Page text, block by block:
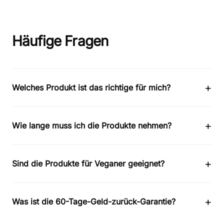
Häufige Fragen
Welches Produkt ist das richtige für mich? +
Wie lange muss ich die Produkte nehmen? +
Sind die Produkte für Veganer geeignet? +
Was ist die 60-Tage-Geld-zurück-Garantie? +